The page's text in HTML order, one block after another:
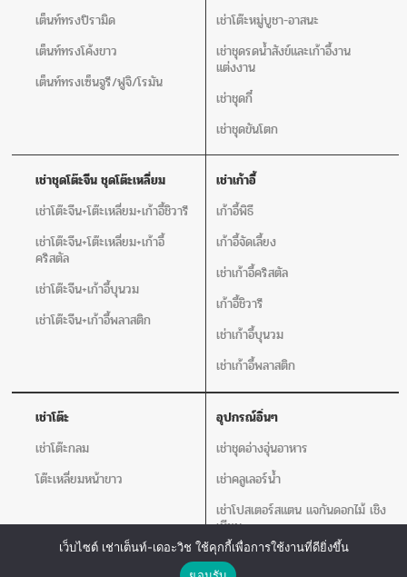
เต็นท์ทรงปิรามิด
เต็นท์ทรงโค้งขาว
เต็นท์ทรงเซ็นจูรี/ฟูจิ/โรมัน
เช่าโต๊ะหมู่บูชา-อาสนะ
เช่าชุดรดน้ำสังข์และเก้าอี้งาน
แต่งงาน
เช่าชุดกี๋
เช่าชุดขันโตก
เช่าชุดโต๊ะจีน ชุดโต๊ะเหลี่ยม
เช่าโต๊ะจีน+โต๊ะเหลี่ยม+เก้าอี้ชิวารี
เช่าโต๊ะจีน+โต๊ะเหลี่ยม+เก้าอี้
คริสตัล
เช่าโต๊ะจีน+เก้าอี้บุนวม
เช่าโต๊ะจีน+เก้าอี้พลาสติก
เช่าเก้าอี้
เก้าอี้พิธี
เก้าอี้จัดเลี้ยง
เช่าเก้าอี้คริสตัล
เก้าอี้ชิวารี
เช่าเก้าอี้บุนวม
เช่าเก้าอี้พลาสติก
เช่าโต๊ะ
เช่าโต๊ะกลม
โต๊ะเหลี่ยมหน้าขาว
อุปกรณ์อิ่นๆ
เช่าชุดอ่างอุ่นอาหาร
เช่าคลูเลอร์น้ำ
เช่าโปสเตอร์สแตน แจกันดอกไม้ เชิง
เทียน
เครื่องวัดอุณหภูมิ
เว็บไซต์ เช่าเต็นท์-เดอะวิช ใช้คุกกี้เพื่อการใช้งานที่ดียิ่งขึ้น